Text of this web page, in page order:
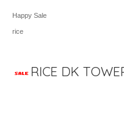
Happy Sale
rice
RICE DK